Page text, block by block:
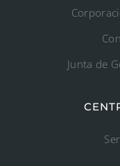
Junta de